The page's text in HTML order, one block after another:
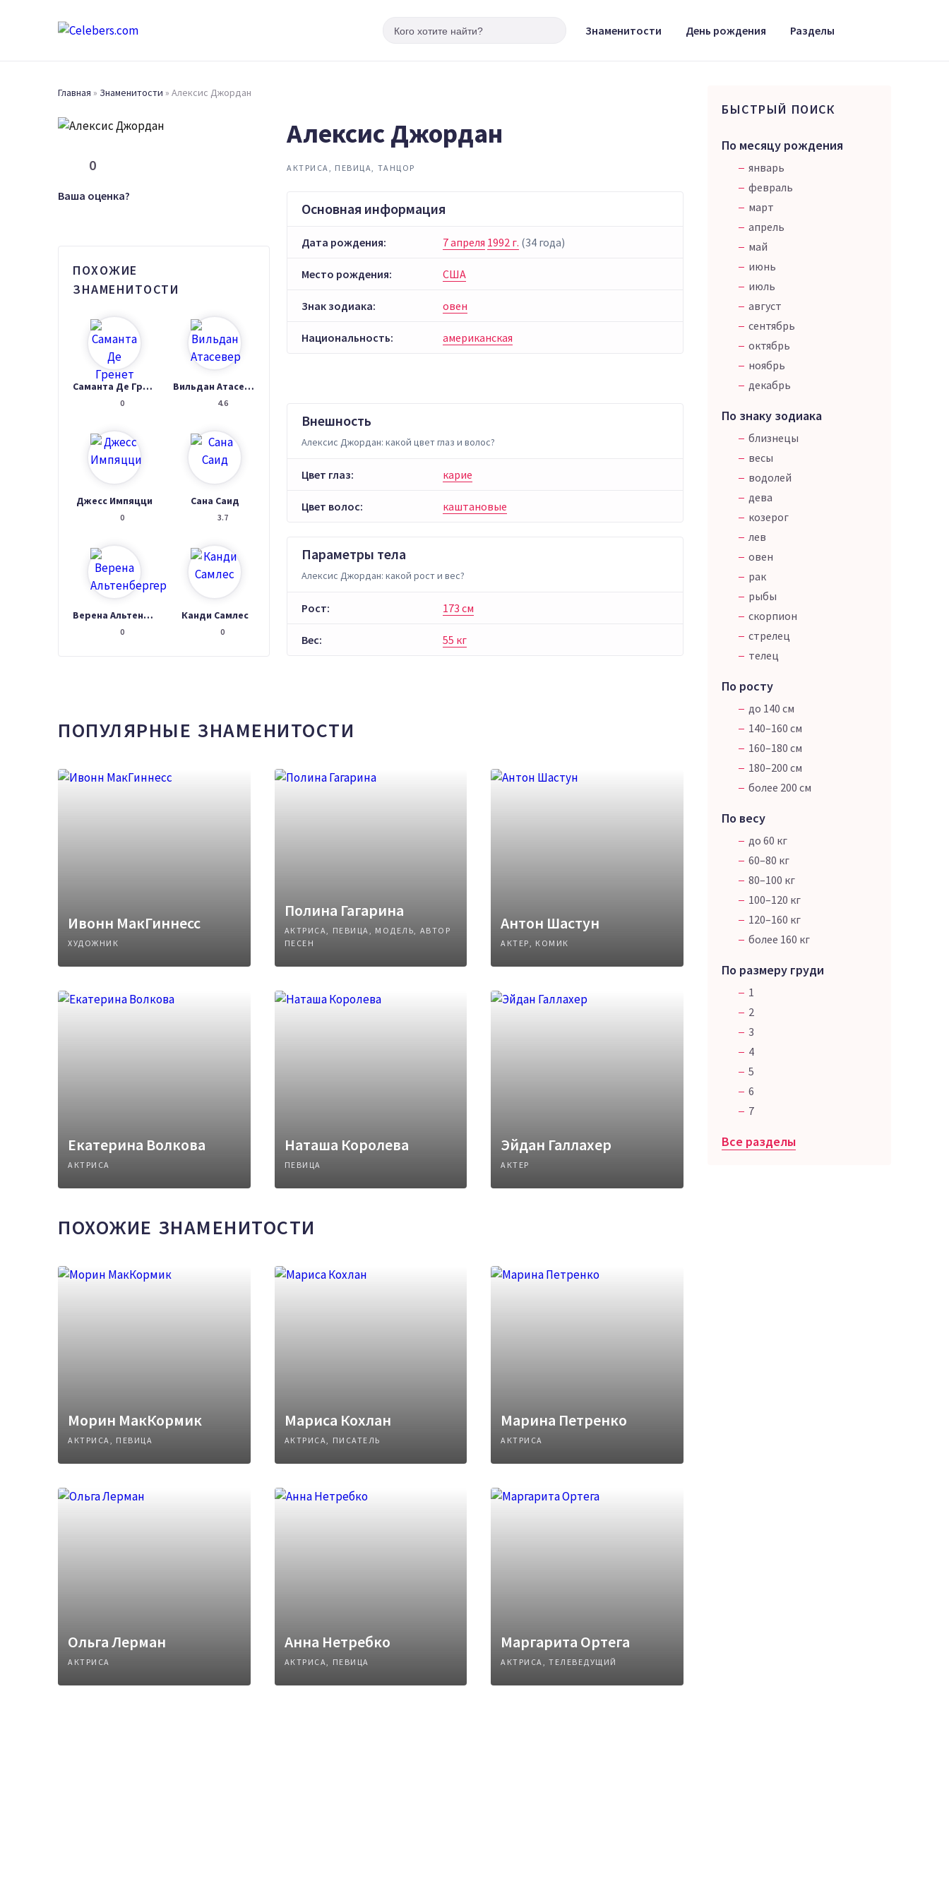
Знаменитости День рождения Разделы
Главная » Знаменитости » Алексис Джордан
0
Ваша оценка?
ПОХОЖИЕ
ЗНАМЕНИТОСТИ
Саманта Де Гренет
0
Вильдан Атасевер
4.6
Джесс Импяцци
0
Сана Саид
3.7
Верена Альтенбергер
0
Канди Самлес
0
Алексис Джордан
АКТРИСА, ПЕВИЦА, ТАНЦОР
Основная информация
Дата рождения: 7 апреля 1992 г. (34 года)
Место рождения: США
Знак зодиака: овен
Национальность: американская
Внешность
Алексис Джордан: какой цвет глаз и волос?
Цвет глаз: карие
Цвет волос: каштановые
Параметры тела
Алексис Джордан: какой рост и вес?
Рост: 173 см
Вес: 55 кг
ПОПУЛЯРНЫЕ ЗНАМЕНИТОСТИ
Ивонн МакГиннесс
ХУДОЖНИК
Полина Гагарина
АКТРИСА, ПЕВИЦА, МОДЕЛЬ, АВТОР
ПЕСЕН
Антон Шастун
АКТЕР, КОМИК
Екатерина Волкова
АКТРИСА
Наташа Королева
ПЕВИЦА
Эйдан Галлахер
АКТЕР
ПОХОЖИЕ ЗНАМЕНИТОСТИ
Морин МакКормик
АКТРИСА, ПЕВИЦА
Мариса Кохлан
АКТРИСА, ПИСАТЕЛЬ
Марина Петренко
АКТРИСА
Ольга Лерман
АКТРИСА
Анна Нетребко
АКТРИСА, ПЕВИЦА
Маргарита Ортега
АКТРИСА, ТЕЛЕВЕДУЩИЙ
БЫСТРЫЙ ПОИСК
По месяцу рождения
январь
февраль
март
апрель
май
июнь
июль
август
сентябрь
октябрь
ноябрь
декабрь
По знаку зодиака
близнецы
весы
водолей
дева
козерог
лев
овен
рак
рыбы
скорпион
стрелец
телец
По росту
до 140 см
140–160 см
160–180 см
180–200 см
более 200 см
По весу
до 60 кг
60–80 кг
80–100 кг
100–120 кг
120–160 кг
более 160 кг
По размеру груди
1
2
3
4
5
6
7
Все разделы